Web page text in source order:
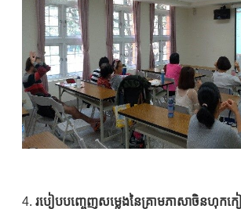
4. របៀបបញ្ចេញសម្លេងនៃគ្រាមភាសាចិនហុកក